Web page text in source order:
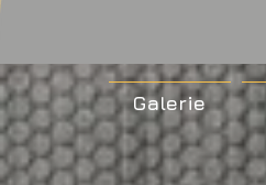
Galerie